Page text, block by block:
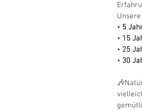
• 5
• 15
• 25
• 30